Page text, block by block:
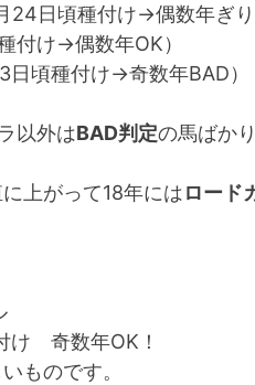
24日頃種付け→偶数年ぎり
付け→偶数年OK）
頃種付け→奇数年BAD）
以外はBAD判定の馬ばか
上がって18年にはロード
奇数年OK！
ものです。